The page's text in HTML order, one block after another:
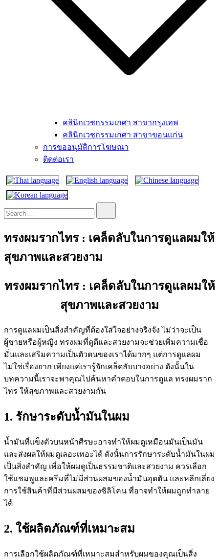
คลินิกเวชกรรมเกศา สาขากรุงเทพ
คลินิกเวชกรรมเกศา สาขาขอนแก่น
การขออนุมัติการโฆษณา
ติดต่อเรา
ทรงผมรากไทร : เคล็ดลับในการดูแลผมให้
สุขภาพและสวยงาม
ทรงผมรากไทร : เคล็ดลับในการดูแลผมให้
สุขภาพและสวยงาม
การดูแลผมเป็นสิ่งสำคัญที่ต้องใส่ใจอย่างจริงจัง ไม่ว่าจะเป็น
ผู้ชายหรือผู้หญิง ทรงผมที่ดูดีและสวยงามจะช่วยเพิ่มความเชื่อ
มั่นและเสริมความเป็นตัวตนของเราได้มากๆ แต่การดูแลผม
ไม่ใช่เรื่องยาก เพียงแค่เรารู้จักเคล็ดลับบางอย่าง ดังนั้นใน
บทความนี้เราจะพาคุณไปค้นหาคำตอบในการดูแล ทรงผมราก
ไทร ให้สุขภาพและสวยงามกัน
1. รักษาระดับน้ำมันในผม
น้ำมันที่แข็งตัวบนหน้าศีรษะอาจทำให้ผมดูเหมือนมันเป็นมัน
และส่งผลให้ผมดูเลอะเทอะได้ ดังนั้นการรักษาระดับน้ำมันในผม
เป็นสิ่งสำคัญ เพื่อให้ผมดูเป็นธรรมชาติและสวยงาม ควรเลือก
ใช้แชมพูและครีมที่ไม่มีส่วนผสมของน้ำมันอุดตัน และหลีกเลี่ยง
การใช้สินค้าที่มีส่วนผสมของซิลิโคน ที่อาจทำให้ผมถูกทำลาย
ได้
2. ใช้ผลิตภัณฑ์ที่เหมาะสม
การเลือกใช้ผลิตภัณฑ์ที่เหมาะสมสำหรับผมของคุณเป็นสิ่ง